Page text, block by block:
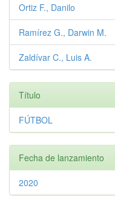
Ortiz F., Danilo
Ramírez G., Darwin M.
Zaldívar C., Luis A.
Título
FÚTBOL
Fecha de lanzamiento
2020